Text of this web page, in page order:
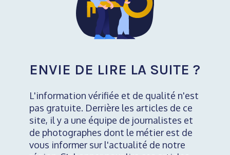
ENVIE DE LIRE LA SUITE ?
L'information vérifiée et de qualité n'est
pas gratuite. Derrière les articles de ce
site, il y a une équipe de journalistes et
de photographes dont le métier est de
vous informer sur l'actualité de notre